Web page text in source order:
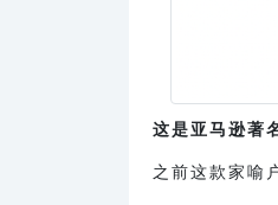
这是亚马逊著
之前这款家喻